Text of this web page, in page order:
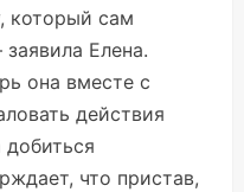
который сам
Елена.
она вместе с
действия
что пристав,